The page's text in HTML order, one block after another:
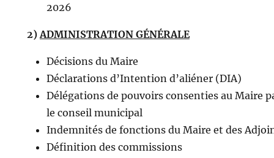
2026
2) ADMINISTRATION GÉNÉRALE
Décisions du Maire
Déclarations d’Intention d’aliéner (DIA)
Délégations de pouvoirs consenties au Maire
le conseil municipal
Indemnités de fonctions du Maire et des
Définition des commissions